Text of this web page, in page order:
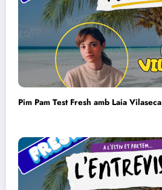
Pim Pam Test Fresh amb Laia Vilaseca